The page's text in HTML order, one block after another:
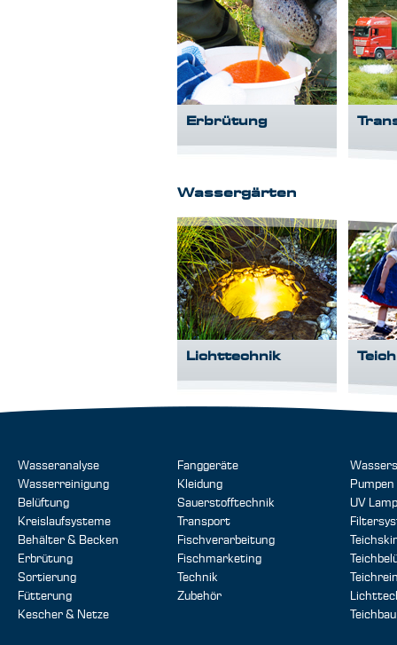
Erbrütung
Wassergärten
Lichttechnik
Wasseranalyse
Wasserreinigung
Belüftung
Kreislaufsysteme
Behälter & Becken
Erbrütung
Sortierung
Fütterung
Kescher & Netze
Fanggeräte
Kleidung
Sauerstofftechnik
Transport
Fischverarbeitung
Fischmarketing
Technik
Zubehör
Pumpen
UV
Teichbau